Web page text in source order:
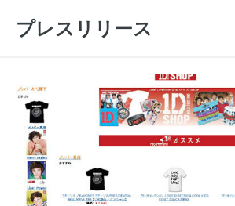
プレスリリース